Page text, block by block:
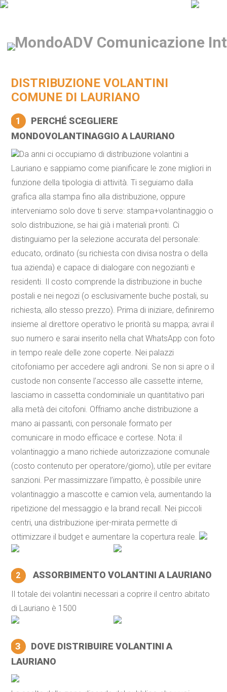
DISTRIBUZIONE VOLANTINI
COMUNE DI LAURIANO
1
PERCHÉ SCEGLIERE
MONDOVOLANTINAGGIO A LAURIANO
Da anni ci occupiamo di distribuzione volantini a
Lauriano e sappiamo come pianificare le zone migliori in
funzione della tipologia di attività. Ti seguiamo dalla
grafica alla stampa fino alla distribuzione, oppure
interveniamo solo dove ti serve: stampa+volantinaggio o
solo distribuzione, se hai già i materiali pronti. Ci
distinguiamo per la selezione accurata del personale:
educato, ordinato (su richiesta con divisa nostra o della
tua azienda) e capace di dialogare con negozianti e
residenti. Il costo comprende la distribuzione in buche
postali e nei negozi (o esclusivamente buche postali, su
richiesta, allo stesso prezzo). Prima di iniziare, definiremo
insieme al direttore operativo le priorità su mappa; avrai il
suo numero e sarai inserito nella chat WhatsApp con foto
in tempo reale delle zone coperte. Nei palazzi
citofoniamo per accedere agli androni. Se non si apre o il
custode non consente l’accesso alle cassette interne,
lasciamo in cassetta condominiale un quantitativo pari
alla metà dei citofoni. Offriamo anche distribuzione a
mano ai passanti, con personale formato per
comunicare in modo efficace e cortese. Nota: il
volantinaggio a mano richiede autorizzazione comunale
(costo contenuto per operatore/giorno), utile per evitare
sanzioni. Per massimizzare l’impatto, è possibile unire
volantinaggio a mascotte e camion vela, aumentando la
ripetizione del messaggio e la brand recall. Nei piccoli
centri, una distribuzione iper-mirata permette di
ottimizzare il budget e aumentare la copertura reale.
2 ASSORBIMENTO VOLANTINI A LAURIANO
Il totale dei volantini necessari a coprire il centro abitato
di Lauriano è 1500
3
DOVE DISTRIBUIRE VOLANTINI A
LAURIANO